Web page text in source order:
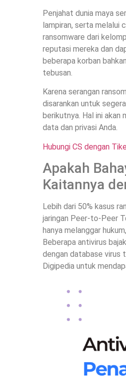
Penjahat dunia maya
lampiran, serta melalui
ransomware dari
reputasi mereka dan
beberapa korban
tebusan.
Karena serangan
disarankan untuk
berikutnya. Hal ini akan
data dan privasi Anda.
Hubungi CS dengan
Apakah
Kaitannya
Lebih dari 50% kasus
jaringan Peer-to-Peer
hanya melanggar
Beberapa antivirus
dengan database virus
Digipedia untuk